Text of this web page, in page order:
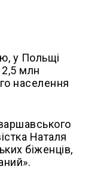
у Польщі
млн
населення
Наталя
біженців,